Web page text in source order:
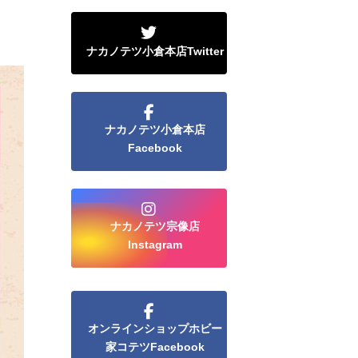
ナカノテツ小倉本店Twitter
ナカノテツ小倉本店
Facebook
ナカノテツ宗像店
Instagram
オンラインショップホビー
家コテツFacebook